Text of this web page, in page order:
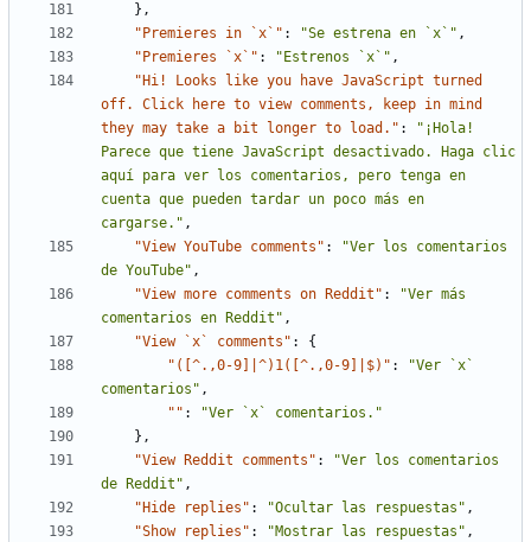
} ,
"Premieres in `x`" : "Se estrena en `x`" ,
"Premieres `x`" : "Estrenos `x`" ,
"Hi! Looks like you have JavaScript turned
off. Click here to view comments, keep in mind
they may take a bit longer to load." :
"¡Hola!
Parece que tiene JavaScript desactivado. Haga clic
aquí para ver los comentarios, pero tenga en
cuenta que pueden tardar un poco más en
cargarse." ,
"View YouTube comments" :
"Ver los comentarios
de YouTube" ,
"View more comments on Reddit" :
"Ver más
comentarios en Reddit" ,
"View `x` comments" :
{
"([^.,0-9]|^)1([^.,0-9]|$)" :
"Ver `x`
comentarios" ,
"" :
"Ver `x` comentarios."
} ,
"View Reddit comments" :
"Ver los comentarios
de Reddit" ,
"Hide replies" : "Ocultar las respuestas" ,
"Show replies" : "Mostrar las respuestas" ,